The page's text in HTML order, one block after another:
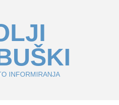
INFORMIRANJA